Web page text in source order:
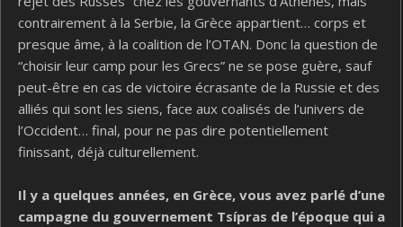
contrairement à la Serbie, la Grèce appartient… corps et
presque âme, à la coalition de l’OTAN. Donc la question de
“choisir leur camp pour les Grecs” ne se pose guère, sauf
peut-être en cas de victoire écrasante de la Russie et des
alliés qui sont les siens, face aux coalisés de l’univers de
l’Occident… final, pour ne pas dire potentiellement
finissant, déjà culturellement.
Il y a quelques années, en Grèce, vous avez parlé d’une
campagne du gouvernement Tsípras de l’époque qui a